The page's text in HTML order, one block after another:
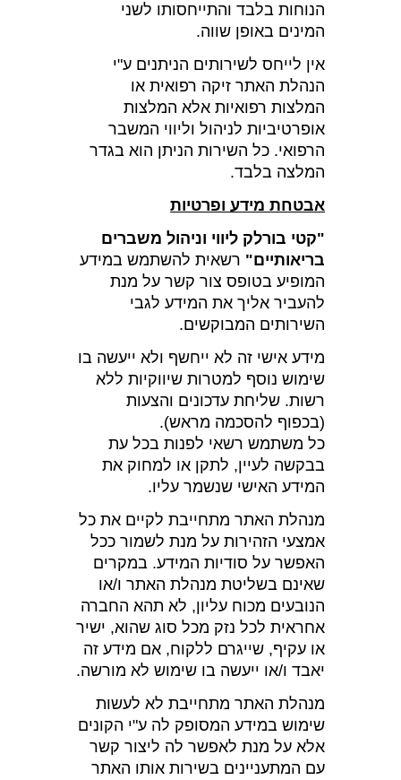
הנוחות בלבד והתייחסותו לשני
המינים באופן שווה.
אין לייחס לשירותים הניתנים ע"י
הנהלת האתר זיקה רפואית או
המלצות רפואיות אלא המלצות
אופרטיביות לניהול וליווי המשבר
הרפואי. כל השירות הניתן הוא בגדר
המלצה בלבד.
אבטחת מידע ופרטיות
"קטי בורלק ליווי וניהול משברים
בריאותיים" רשאית להשתמש במידע
המופיע בטופס צור קשר על מנת
להעביר אליך את המידע לגבי
השירותים המבוקשים.
מידע אישי זה לא ייחשף ולא ייעשה בו
שימוש נוסף למטרות שיווקיות ללא
רשות. שליחת עדכונים והצעות
(בכפוף להסכמה מראש).
כל משתמש רשאי לפנות בכל עת
בבקשה לעיין, לתקן או למחוק את
המידע האישי שנשמר עליו.
מנהלת האתר מתחייבת לקיים את כל
אמצעי הזהירות על מנת לשמור ככל
האפשר על סודיות המידע. במקרים
שאינם בשליטת מנהלת האתר ו/או
הנובעים מכוח עליון, לא תהא החברה
אחראית לכל נזק מכל סוג שהוא, ישיר
או עקיף, שייגרם ללקוח, אם מידע זה
יאבד ו/או ייעשה בו שימוש לא מורשה.
מנהלת האתר מתחייבת לא לעשות
שימוש במידע המסופק לה ע"י הקונים
אלא על מנת לאפשר לה ליצור קשר
עם המתעניינים בשירות אותו האתר